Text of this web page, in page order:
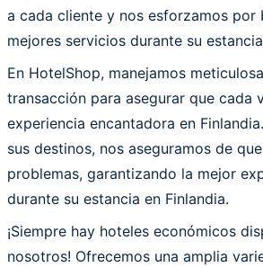
a cada cliente y nos esforzamos por
mejores servicios durante su
En HotelShop, manejamos
transacción para asegurar que cada
experiencia encantadora en
sus destinos, nos aseguramos de
problemas, garantizando la mejor
durante su estancia en Finlandia.
¡Siempre hay hoteles económicos
nosotros! Ofrecemos una amplia